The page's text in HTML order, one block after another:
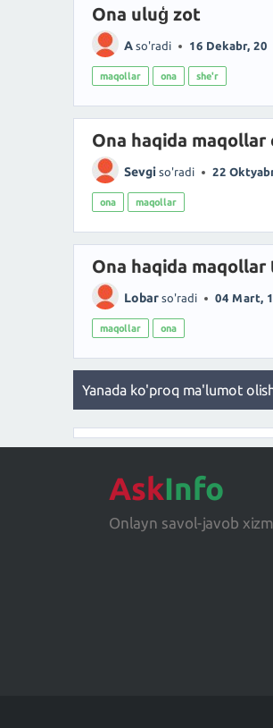
Ona uluģ zot
A so'radi 16 Dekabr, 20
maqollar ona she'r
Ona haqida maqollar
Sevgi so'radi 22
ona maqollar
Ona haqida
Lobar so'radi 04 Mart,
maqollar ona
Yanada ko'proq ma'lumot
AskInfo
Onlayn savol-javob